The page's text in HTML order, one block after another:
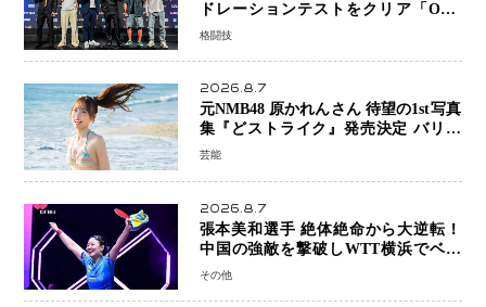
ドレーションテストをクリア「ONE
SAMURAI 2」決戦へ万全の準備整う
格闘技
2026.8.7
元NMB48 原かれんさん 待望の1st写真
集『どストライク』発売決定 バリで
魅せる25歳の新境地
芸能
2026.8.7
張本美和選手 絶体絶命から大逆転！
中国の強敵を撃破しWTT横浜でベス
ト8進出
その他